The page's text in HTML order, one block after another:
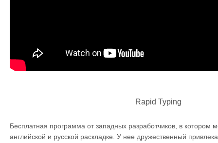
Rapid Typing
Бесплатная программа от западных разработчиков, в котором
английской и русской раскладке. У нее дружественный